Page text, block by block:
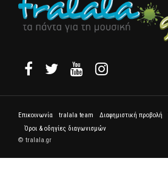
Επικοινωνία tralala team Διαφημιστική προβολή
Όροι & οδηγίες διαγωνισμών
© tralala.gr